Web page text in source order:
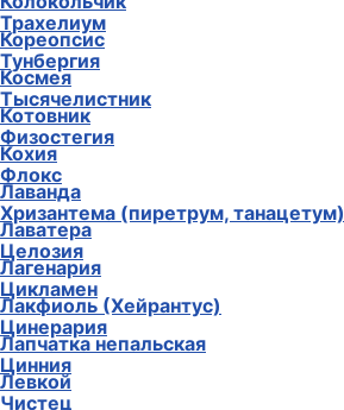
Трахелиум
Тунбергия
Тысячелистник
Физостегия
Флокс
Хризантема (пиретрум, танацетум)
Целозия
Цикламен
Цинерария
Цинния
Чистец
Кореопсис
Космея
Котовник
Кохия
Лаванда
Лаватера
Лагенария
Лакфиоль (Хейрантус)
Лапчатка непальская
Левкой